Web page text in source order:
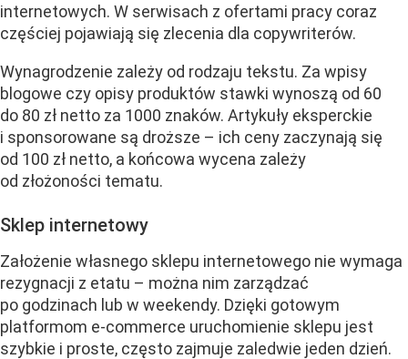
internetowych. W serwisach z ofertami pracy coraz
częściej pojawiają się zlecenia dla copywriterów.
Wynagrodzenie zależy od rodzaju tekstu. Za wpisy
blogowe czy opisy produktów stawki wynoszą od 60
do 80 zł netto za 1000 znaków. Artykuły eksperckie
i sponsorowane są droższe – ich ceny zaczynają się
od 100 zł netto, a końcowa wycena zależy
od złożoności tematu.
Sklep internetowy
Założenie własnego sklepu internetowego nie wymaga
rezygnacji z etatu – można nim zarządzać
po godzinach lub w weekendy. Dzięki gotowym
platformom e-commerce uruchomienie sklepu jest
szybkie i proste, często zajmuje zaledwie jeden dzień.